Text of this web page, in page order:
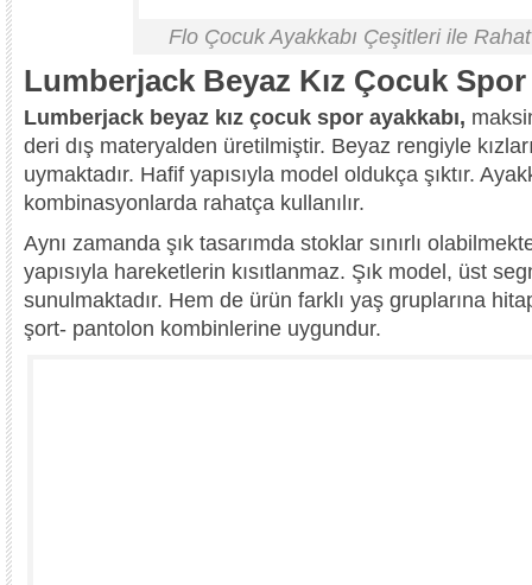
Flo Çocuk Ayakkabı Çeşitleri ile
Lumberjack Beyaz Kız Çocuk Spor
Lumberjack beyaz kız çocuk spor ayakkabı,
deri dış materyalden üretilmiştir. Beyaz rengiyle
uymaktadır. Hafif yapısıyla model oldukça şıktır.
kombinasyonlarda rahatça kullanılır.
Aynı zamanda şık tasarımda stoklar sınırlı
yapısıyla hareketlerin kısıtlanmaz. Şık model, üst
sunulmaktadır. Hem de ürün farklı yaş gruplarına
şort- pantolon kombinlerine uygundur.